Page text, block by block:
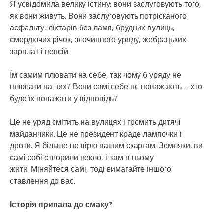
Я усвідомила велику істину: вони заслуговують того,
як вони живуть. Вони заслуговують потрісканого
асфальту, ліхтарів без ламп, брудних вулиць,
смердючих річок, злочинного уряду, жебрацьких
зарплат і пенсій.
Їм самим плювати на себе, так чому б уряду не
плювати на них? Вони самі себе не поважають – хто
буде їх поважати у відповідь?
Це не уряд смітить на вулицях і громить дитячі
майданчики. Це не президент краде лампочки і
дроти. Я більше не вірю вашим скаргам. Земляки, ви
самі собі створили пекло, і вам в ньому
жити. Міняйтеся самі, тоді вимагайте іншого
ставлення до вас.
Історія припала до смаку?